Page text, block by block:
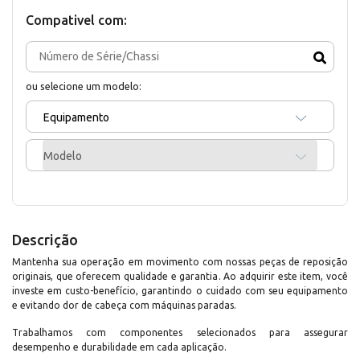
Compativel com:
ou selecione um modelo:
Equipamento
Modelo
Descrição
Mantenha sua operação em movimento com nossas peças de reposição
originais, que oferecem qualidade e garantia. Ao adquirir este item, você
investe em custo-benefício, garantindo o cuidado com seu equipamento
e evitando dor de cabeça com máquinas paradas.
Trabalhamos com componentes selecionados para assegurar
desempenho e durabilidade em cada aplicação.